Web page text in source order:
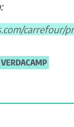
carrefour/
VERDACAMP